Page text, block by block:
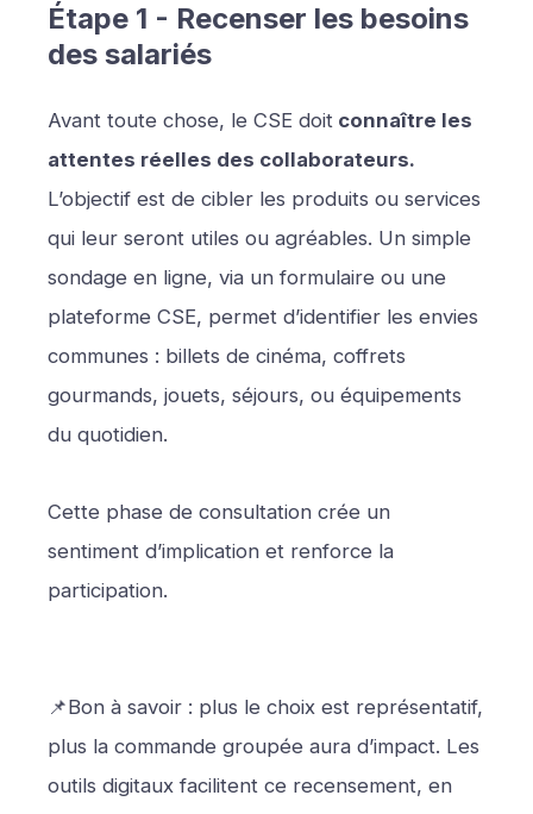
Étape 1 - Recenser les besoins
des salariés
Avant toute chose, le CSE doit connaître les
attentes réelles des collaborateurs.
L’objectif est de cibler les produits ou services
qui leur seront utiles ou agréables. Un simple
sondage en ligne, via un formulaire ou une
plateforme CSE, permet d’identifier les envies
communes : billets de cinéma, coffrets
gourmands, jouets, séjours, ou équipements
du quotidien.
Cette phase de consultation crée un
sentiment d’implication et renforce la
participation.
📌Bon à savoir : plus le choix est représentatif,
plus la commande groupée aura d’impact. Les
outils digitaux facilitent ce recensement, en